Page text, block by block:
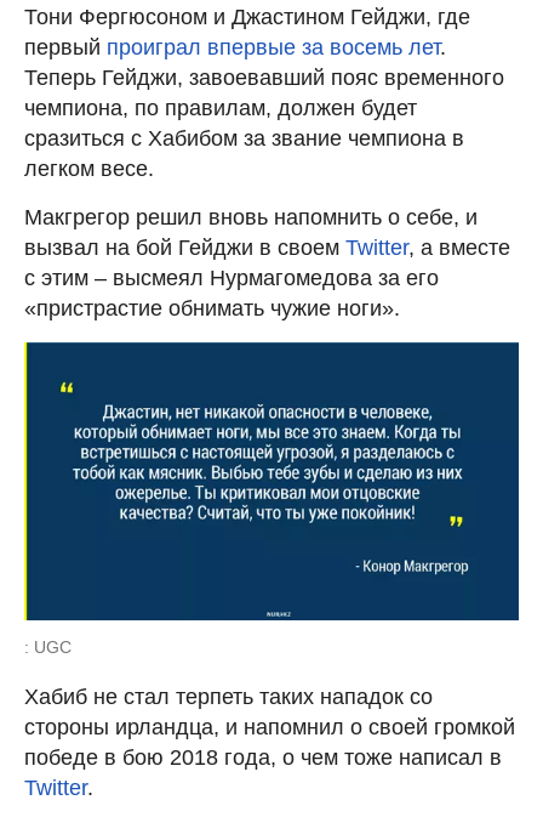
Тони Фергюсоном и Джастином Гейджи, где
первый проиграл впервые за восемь лет.
Теперь Гейджи, завоевавший пояс временного
чемпиона, по правилам, должен будет
сразиться с Хабибом за звание чемпиона в
легком весе.
Макгрегор решил вновь напомнить о себе, и
вызвал на бой Гейджи в своем Twitter, а вместе
с этим – высмеял Нурмагомедова за его
«пристрастие обнимать чужие ноги».
: UGC
Хабиб не стал терпеть таких нападок со
стороны ирландца, и напомнил о своей громкой
победе в бою 2018 года, о чем тоже написал в
Twitter.